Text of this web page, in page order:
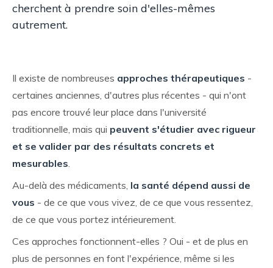
cherchent à prendre soin d'elles-mêmes
autrement.
Il existe de nombreuses approches thérapeutiques -
certaines anciennes, d'autres plus récentes - qui n'ont
pas encore trouvé leur place dans l'université
traditionnelle, mais qui peuvent s'étudier avec rigueur
et se valider par des résultats concrets et
mesurables.
Au-delà des médicaments, la santé dépend aussi de
vous - de ce que vous vivez, de ce que vous ressentez,
de ce que vous portez intérieurement.
Ces approches fonctionnent-elles ? Oui - et de plus en
plus de personnes en font l'expérience, même si les